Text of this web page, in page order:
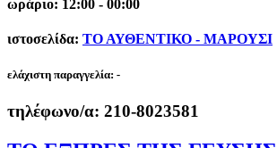
ωράριο: 12:00 - 00:00
ιστοσελίδα: ΤΟ ΑΥΘΕΝΤΙΚΟ - ΜΑΡΟΥΣΙ
ελάχιστη παραγγελία: -
τηλέφωνο/α: 210-8023581